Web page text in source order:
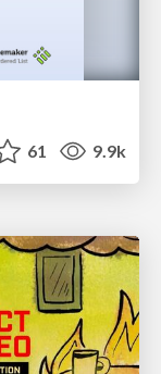
61 9.9k